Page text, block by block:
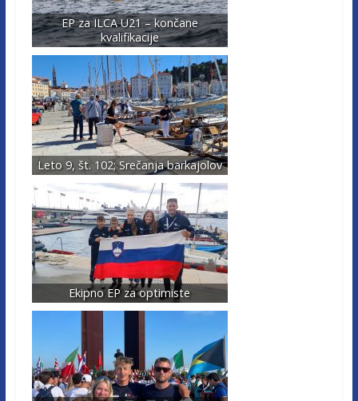
EP za ILCA U21 – končane
kvalifikacije
Leto 9, št. 102; Srečanja barkajolov
Ekipno EP za optimiste